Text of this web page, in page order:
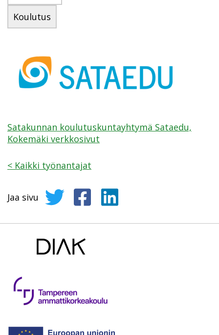
Koulutus
Satakunnan koulutuskuntayhtymä Sataedu,
Kokemäki verkkosivut
< Kaikki työnantajat
Jaa sivu Jaa sivu Twitterissä
Jaa sivu Facebookissa
Jaa sivu LinkedInissä